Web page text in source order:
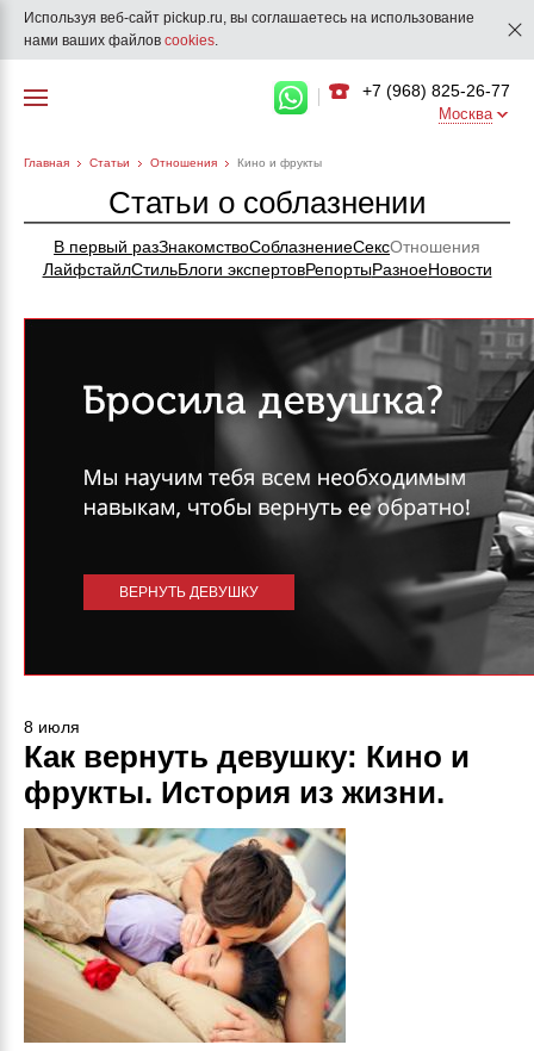
Используя веб-сайт pickup.ru, вы соглашаетесь на использование
нами ваших файлов cookies.
+7 (968) 825-26-77
Москва
Главная Статьи Отношения Кино и фрукты
Статьи о соблазнении
В первый разЗнакомствоСоблазнениеСексОтношения
ЛайфстайлСтильБлоги экспертовРепортыРазноеНовости
ВЕРНУТЬ ДЕВУШКУ
8 июля
Как вернуть девушку: Кино и
фрукты. История из жизни.